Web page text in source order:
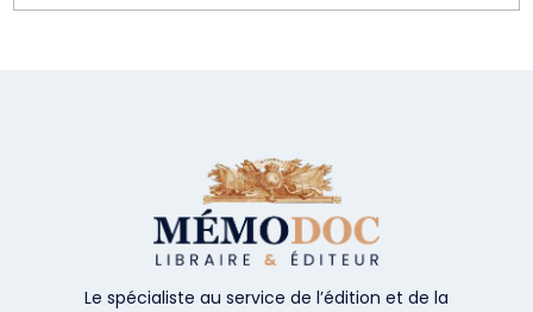
Le spécialiste au service de l’édition et de la